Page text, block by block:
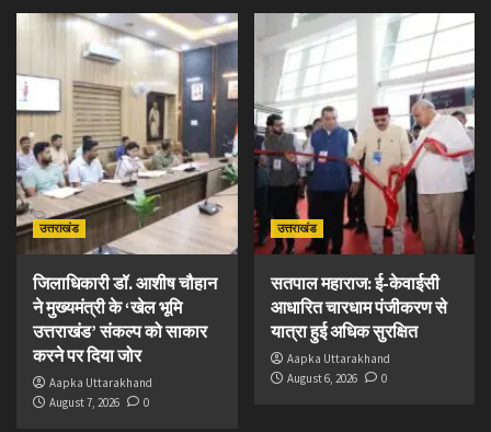
उत्तराखंड
जिलाधिकारी डॉ. आशीष चौहान
ने मुख्यमंत्री के ‘खेल भूमि
उत्तराखंड’ संकल्प को साकार
करने पर दिया जोर
Aapka Uttarakhand
August 7, 2026
0
उत्तराखंड
सतपाल महाराज: ई-केवाईसी
आधारित चारधाम पंजीकरण से
यात्रा हुई अधिक सुरक्षित
Aapka Uttarakhand
August 6, 2026
0